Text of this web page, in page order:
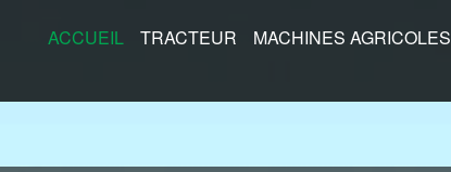
ACCUEIL TRACTEUR MACHINES AGRICOLES